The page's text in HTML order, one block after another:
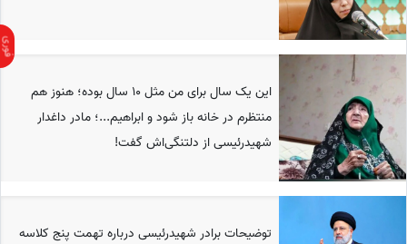
این یک سال برای من مثل 10 سال بوده؛ هنوز هم
منتظرم در خانه باز شود و ابراهیم...؛ مادر داغدار
شهیدرئیسی از دلتنگی‌اش گفت!
توضیحات برادر شهیدرئیسی درباره تهمت‌ پنج کلاسه